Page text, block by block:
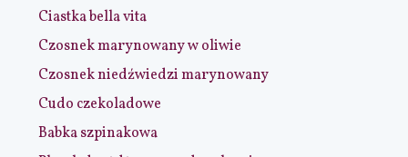
Ciastka bella vita
Czosnek marynowany w oliwie
Czosnek niedźwiedzi marynowany
Cudo czekoladowe
Babka szpinakowa